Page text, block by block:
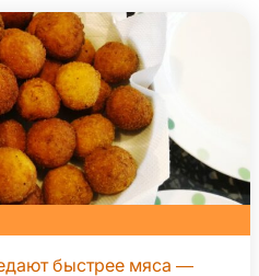
быстрее мяса —